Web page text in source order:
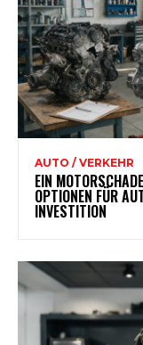
AUTO / VERKEHR
EIN
OPTIONEN FÜR
INVESTITION